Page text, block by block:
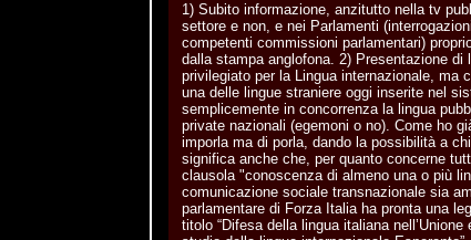
1) Subito informazione, anzitutto nella tv
settore e non, e nei Parlamenti
competenti commissioni parlamentari)
dalla stampa anglofona. 2) Presentazione di
privilegiato per la Lingua internazionale, ma
una delle lingue straniere oggi inserite nel
semplicemente in concorrenza la lingua
private nazionali (egemoni o no). Come ho
imporla ma di porla, dando la possibilità a
significa anche che, per quanto concerne
clausola "conoscenza di almeno una o più
comunicazione sociale transnazionale sia
parlamentare di Forza Italia ha pronta una
titolo “Difesa della lingua italiana